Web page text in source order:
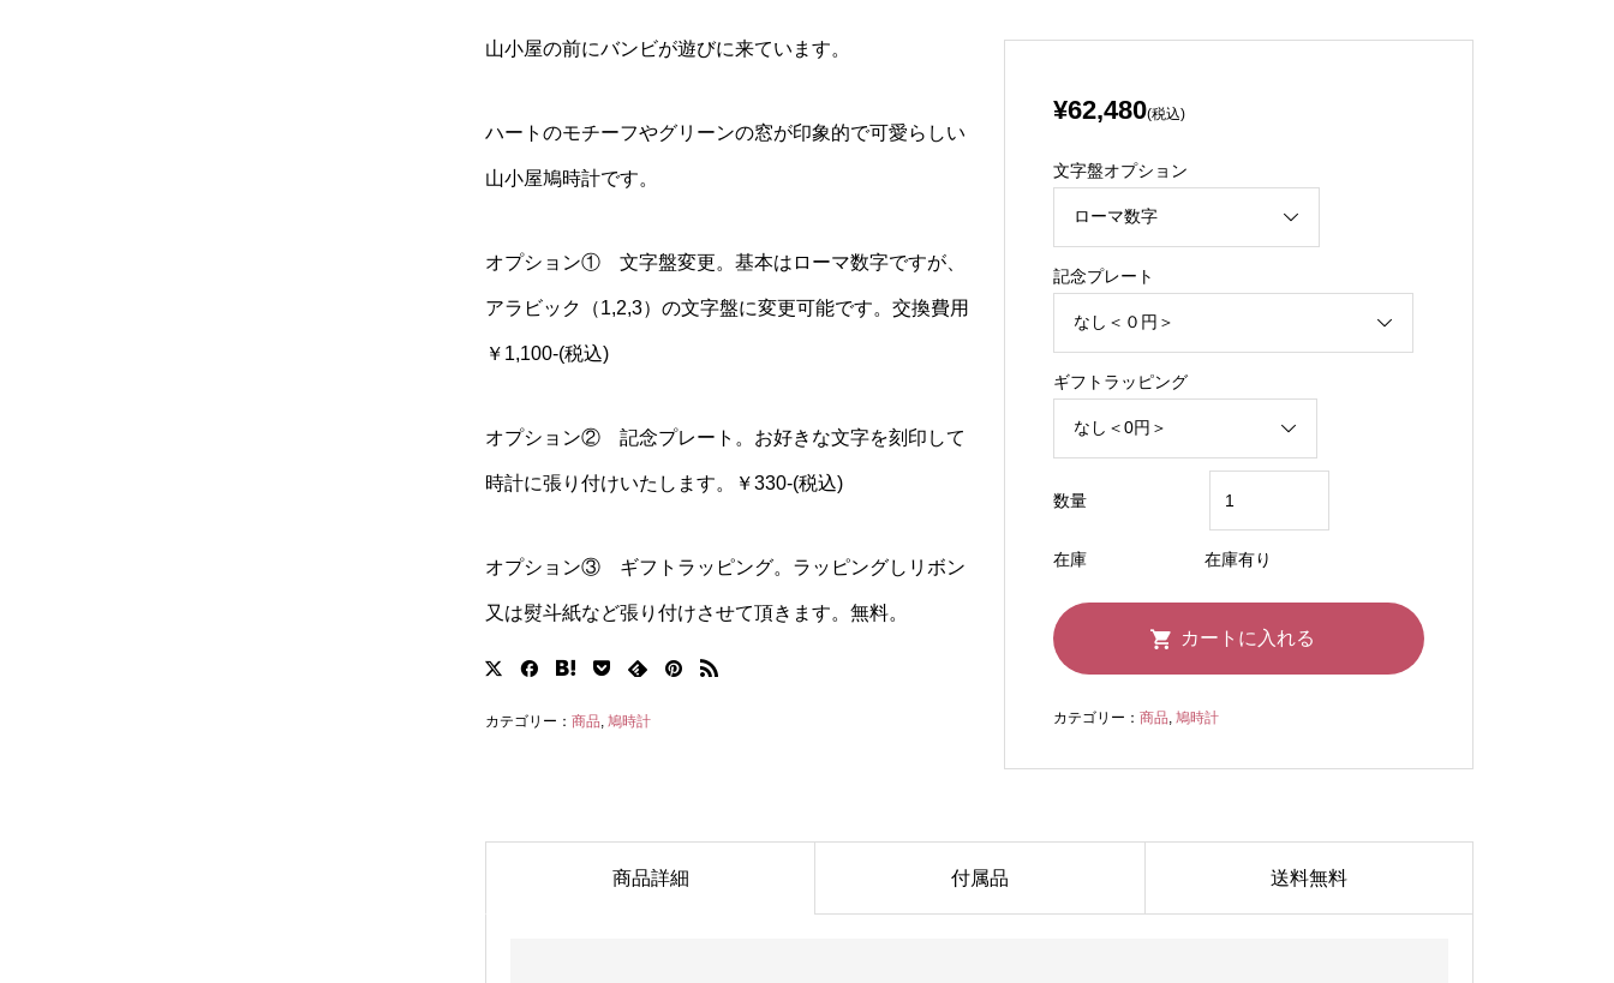
山小屋の前にバンビが遊びに来ています。
ハートのモチーフやグリーンの窓が印象的で可愛らしい
山小屋鳩時計です。
オプション① 文字盤変更。基本はローマ数字ですが、
アラビック（1,2,3）の文字盤に変更可能です。交換費用
￥1,100-(税込)
オプション② 記念プレート。お好きな文字を刻印して
時計に張り付けいたします。￥330-(税込)
オプション③ ギフトラッピング。ラッピングしリボン
又は熨斗紙など張り付けさせて頂きます。無料。
カテゴリー： 商品, 鳩時計
¥62,480(税込)
文字盤オプション
記念プレート
ギフトラッピング
数量
在庫 在庫有り
カテゴリー：商品,鳩時計
商品詳細 付属品 送料無料